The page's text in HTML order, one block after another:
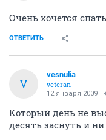
Очень хочется
ОТВЕТИТЬ
V
vesnulia
veteran
12 января 2009
Который день не
десять заснуть и